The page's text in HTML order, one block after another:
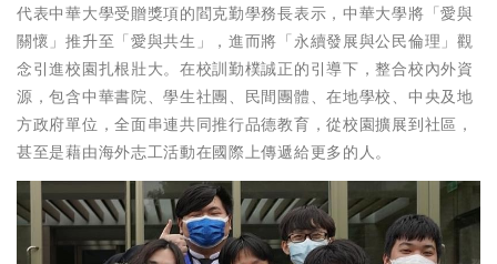
代表中華大學受贈獎項的閻克勤學務長表示，中華大學將「愛與
關懷」推升至「愛與共生」，進而將「永續發展與公民倫理」觀
念引進校園扎根壯大。在校訓勤樸誠正的引導下，整合校內外資
源，包含中華書院、學生社團、民間團體、在地學校、中央及地
方政府單位，全面串連共同推行品德教育，從校園擴展到社區，
甚至是藉由海外志工活動在國際上傳遞給更多的人。